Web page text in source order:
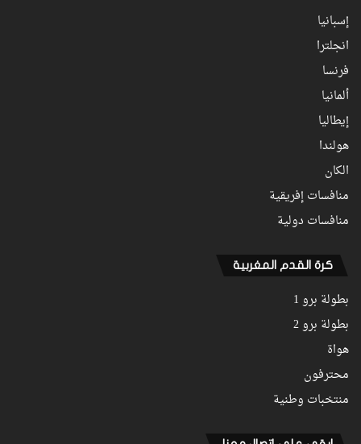
إسبانيا
انجلترا
فرنسا
ألمانيا
إيطاليا
هولندا
الكان
منافسات إفريقية
منافسات دولية
كرة القدم المغربية
بطولة برو 1
بطولة برو 2
هواة
محترفون
منتخبات وطنية